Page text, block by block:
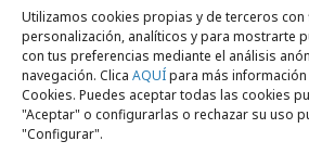
Utilizamos cookies propias y de terceros con
personalización, analíticos y para mostrarte
con tus preferencias mediante el análisis
navegación. Clica AQUÍpara más
Cookies. Puedes aceptar todas las cookies
"Aceptar" o configurarlas o rechazar su uso
"Configurar".
Empresas y Negocios
martes, 10 de julio 2012
Acuerdo entre Orange
grupo Hearst